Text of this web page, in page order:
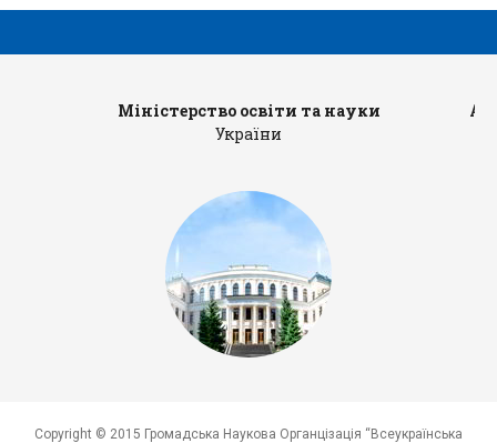
Міністерство освіти та науки
України
Copyright © 2015 Громадська Наукова Органцізація “Всеукраїнська